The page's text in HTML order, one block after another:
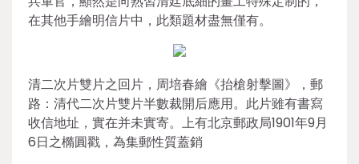
在其他手繪明信片中，此類題材盡無僅有。
清二次片雙片之回片，周培春繪《抬槍射擊圖》，郵
路：清代二次片雙片半數裁開后應用。此片雖有書寫
收信地址，實在并未實寄。上有北京郵政局1901年9月
6日之橢圓戳，為集郵性質蓋銷